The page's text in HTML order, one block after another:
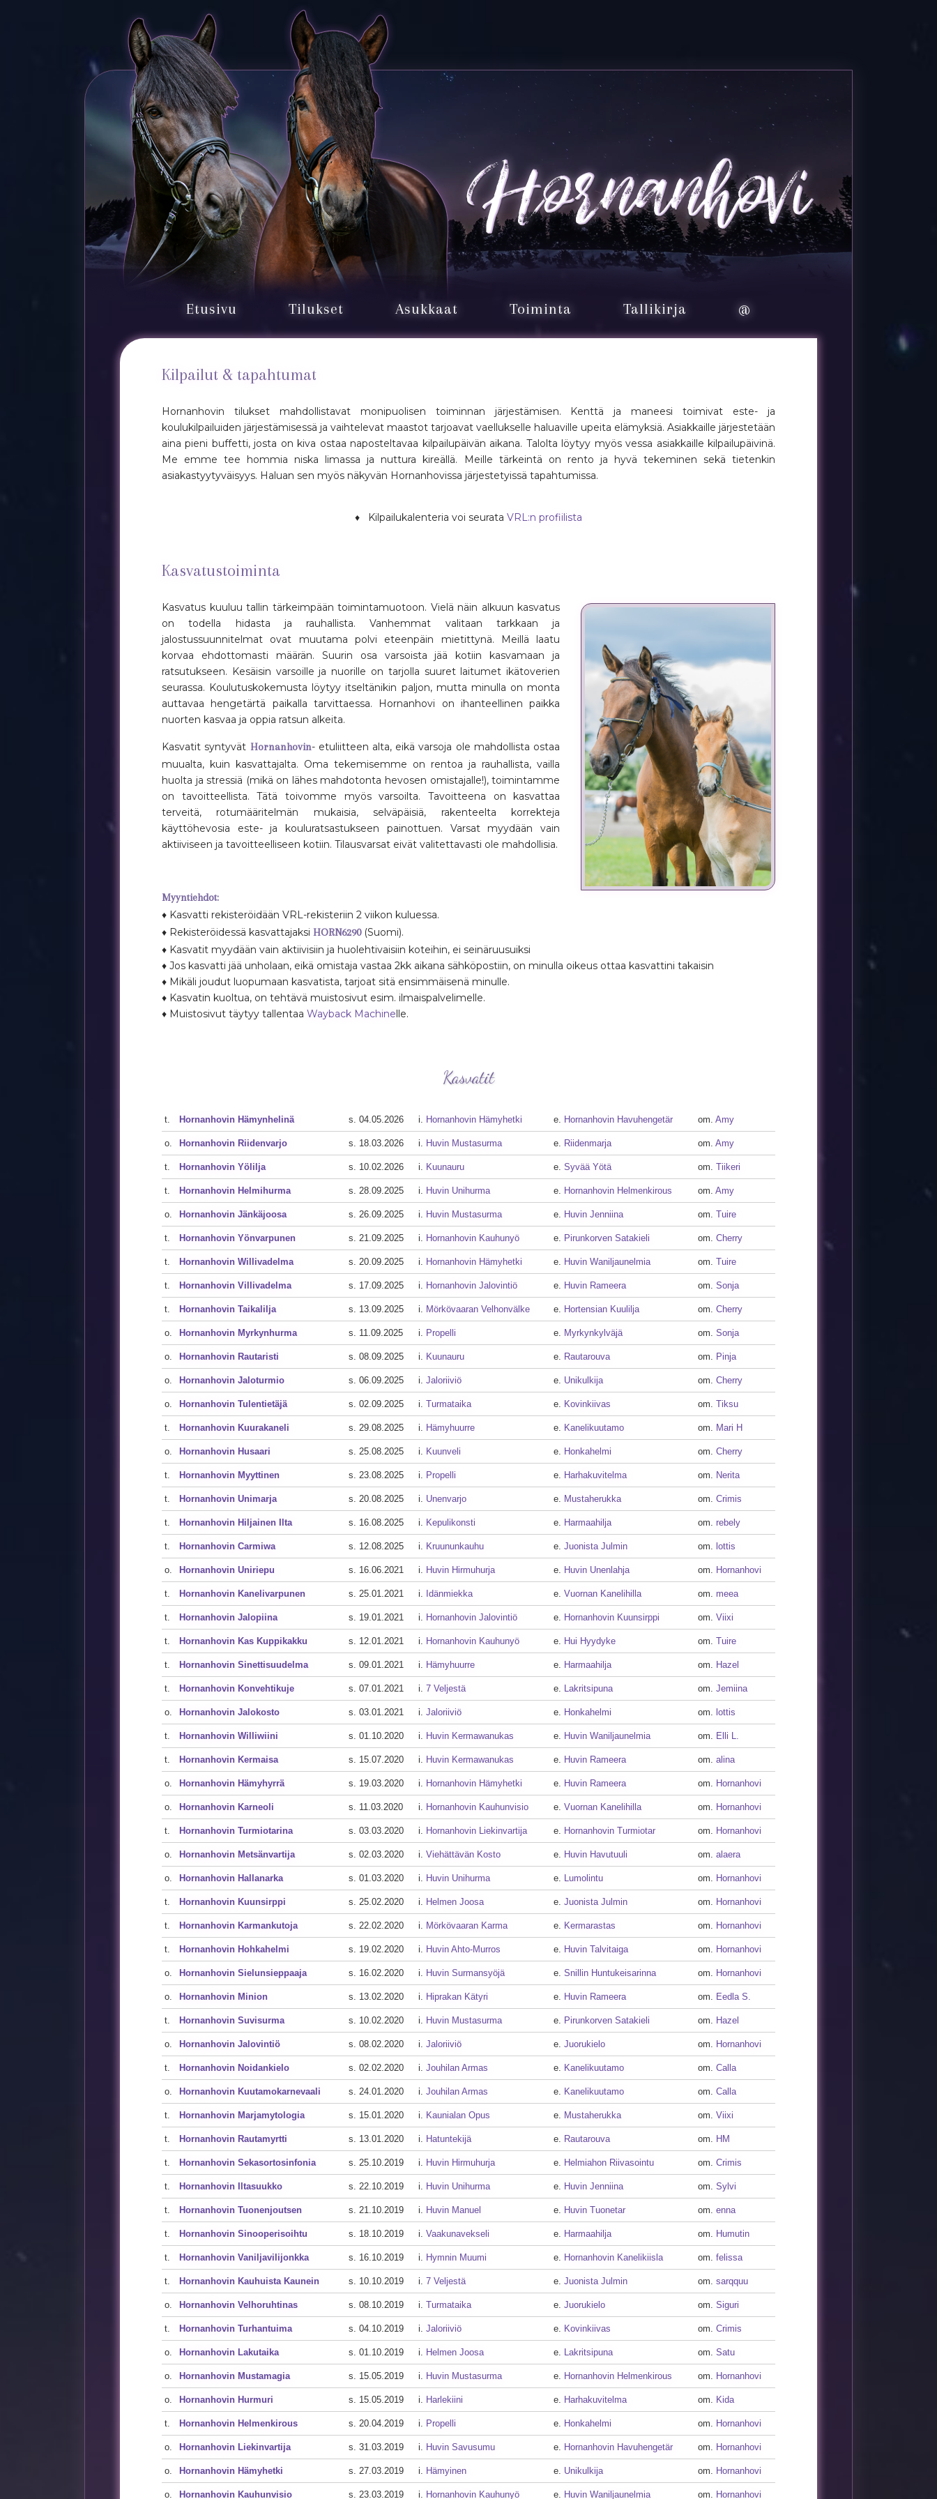
Etusivu Tilukset Asukkaat Toiminta Tallikirja @
Kilpailut & tapahtumat
Hornanhovin tilukset mahdollistavat monipuolisen toiminnan järjestämisen. Kenttä ja maneesi toimivat este- ja
koulukilpailuiden järjestämisessä ja vaihtelevat maastot tarjoavat vaellukselle haluaville upeita elämyksiä. Asiakkaille järjestetään
aina pieni buffetti, josta on kiva ostaa naposteltavaa kilpailupäivän aikana. Talolta löytyy myös vessa asiakkaille kilpailupäivinä.
Me emme tee hommia niska limassa ja nuttura kireällä. Meille tärkeintä on rento ja hyvä tekeminen sekä tietenkin
asiakastyytyväisyys. Haluan sen myös näkyvän Hornanhovissa järjestetyissä tapahtumissa.
♦ Kilpailukalenteria voi seurata VRL:n profiilista
Kasvatustoiminta
Kasvatus kuuluu tallin tärkeimpään toimintamuotoon. Vielä näin alkuun kasvatus
on todella hidasta ja rauhallista. Vanhemmat valitaan tarkkaan ja
jalostussuunnitelmat ovat muutama polvi eteenpäin mietittynä. Meillä laatu
korvaa ehdottomasti määrän. Suurin osa varsoista jää kotiin kasvamaan ja
ratsutukseen. Kesäisin varsoille ja nuorille on tarjolla suuret laitumet ikätoverien
seurassa. Koulutuskokemusta löytyy itseltänikin paljon, mutta minulla on monta
auttavaa hengetärtä paikalla tarvittaessa. Hornanhovi on ihanteellinen paikka
nuorten kasvaa ja oppia ratsun alkeita.
Kasvatit syntyvät Hornanhovin- etuliitteen alta, eikä varsoja ole mahdollista ostaa
muualta, kuin kasvattajalta. Oma tekemisemme on rentoa ja rauhallista, vailla
huolta ja stressiä (mikä on lähes mahdotonta hevosen omistajalle!), toimintamme
on tavoitteellista. Tätä toivomme myös varsoilta. Tavoitteena on kasvattaa
terveitä, rotumääritelmän mukaisia, selväpäisiä, rakenteelta korrekteja
käyttöhevosia este- ja kouluratsastukseen painottuen. Varsat myydään vain
aktiiviseen ja tavoitteelliseen kotiin. Tilausvarsat eivät valitettavasti ole mahdollisia.
Myyntiehdot:
♦ Kasvatti rekisteröidään VRL-rekisteriin 2 viikon kuluessa.
♦ Rekisteröidessä kasvattajaksi HORN6290(Suomi).
♦ Kasvatit myydään vain aktiivisiin ja huolehtivaisiin koteihin, ei seinäruusuiksi
♦ Jos kasvatti jää unholaan, eikä omistaja vastaa 2kk aikana sähköpostiin, on minulla oikeus ottaa kasvattini takaisin
♦ Mikäli joudut luopumaan kasvatista, tarjoat sitä ensimmäisenä minulle.
♦ Kasvatin kuoltua, on tehtävä muistosivut esim. ilmaispalvelimelle.
♦ Muistosivut täytyy tallentaa Wayback Machinelle.
Kasvatit
t. Hornanhovin Hämynhelinä s. 04.05.2026 i. Hornanhovin Hämyhetki e. Hornanhovin Havuhengetär om. Amy
o. Hornanhovin Riidenvarjo s. 18.03.2026 i. Huvin Mustasurma e. Riidenmarja om. Amy
t. Hornanhovin Yölilja s. 10.02.2026 i. Kuunauru e. Syvää Yötä om. Tiikeri
t. Hornanhovin Helmihurma s. 28.09.2025 i. Huvin Unihurma e. Hornanhovin Helmenkirous om. Amy
o. Hornanhovin Jänkäjoosa s. 26.09.2025 i. Huvin Mustasurma e. Huvin Jenniina om. Tuire
t. Hornanhovin Yönvarpunen s. 21.09.2025 i. Hornanhovin Kauhunyö e. Pirunkorven Satakieli om. Cherry
t. Hornanhovin Willivadelma s. 20.09.2025 i. Hornanhovin Hämyhetki e. Huvin Waniljaunelmia om. Tuire
t. Hornanhovin Villivadelma s. 17.09.2025 i. Hornanhovin Jalovintiö e. Huvin Rameera om. Sonja
t. Hornanhovin Taikalilja s. 13.09.2025 i. Mörkövaaran Velhonvälke e. Hortensian Kuulilja om. Cherry
o. Hornanhovin Myrkynhurma s. 11.09.2025 i. Propelli e. Myrkynkylväjä om. Sonja
o. Hornanhovin Rautaristi s. 08.09.2025 i. Kuunauru e. Rautarouva om. Pinja
o. Hornanhovin Jaloturmio s. 06.09.2025 i. Jaloriiviö e. Unikulkija om. Cherry
o. Hornanhovin Tulentietäjä s. 02.09.2025 i. Turmataika e. Kovinkiivas om. Tiksu
t. Hornanhovin Kuurakaneli s. 29.08.2025 i. Hämyhuurre e. Kanelikuutamo om. Mari H
o. Hornanhovin Husaari s. 25.08.2025 i. Kuunveli e. Honkahelmi om. Cherry
t. Hornanhovin Myyttinen s. 23.08.2025 i. Propelli e. Harhakuvitelma om. Nerita
t. Hornanhovin Unimarja s. 20.08.2025 i. Unenvarjo e. Mustaherukka om. Crimis
t. Hornanhovin Hiljainen Ilta s. 16.08.2025 i. Kepulikonsti e. Harmaahilja om. rebely
t. Hornanhovin Carmiwa s. 12.08.2025 i. Kruununkauhu e. Juonista Julmin om. lottis
o. Hornanhovin Uniriepu s. 16.06.2021 i. Huvin Hirmuhurja e. Huvin Unenlahja om. Hornanhovi
t. Hornanhovin Kanelivarpunen s. 25.01.2021 i. Idänmiekka e. Vuornan Kanelihilla om. meea
t. Hornanhovin Jalopiina s. 19.01.2021 i. Hornanhovin Jalovintiö e. Hornanhovin Kuunsirppi om. Viixi
t. Hornanhovin Kas Kuppikakku s. 12.01.2021 i. Hornanhovin Kauhunyö e. Hui Hyydyke om. Tuire
t. Hornanhovin Sinettisuudelma s. 09.01.2021 i. Hämyhuurre e. Harmaahilja om. Hazel
t. Hornanhovin Konvehtikuje s. 07.01.2021 i. 7 Veljestä e. Lakritsipuna om. Jemiina
o. Hornanhovin Jalokosto s. 03.01.2021 i. Jaloriiviö e. Honkahelmi om. lottis
t. Hornanhovin Williwiini s. 01.10.2020 i. Huvin Kermawanukas e. Huvin Waniljaunelmia om. Elli L.
t. Hornanhovin Kermaisa s. 15.07.2020 i. Huvin Kermawanukas e. Huvin Rameera om. alina
o. Hornanhovin Hämyhyrrä s. 19.03.2020 i. Hornanhovin Hämyhetki e. Huvin Rameera om. Hornanhovi
o. Hornanhovin Karneoli s. 11.03.2020 i. Hornanhovin Kauhunvisio e. Vuornan Kanelihilla om. Hornanhovi
t. Hornanhovin Turmiotarina s. 03.03.2020 i. Hornanhovin Liekinvartija e. Hornanhovin Turmiotar om. Hornanhovi
o. Hornanhovin Metsänvartija s. 02.03.2020 i. Viehättävän Kosto e. Huvin Havutuuli om. alaera
o. Hornanhovin Hallanarka s. 01.03.2020 i. Huvin Unihurma e. Lumolintu om. Hornanhovi
t. Hornanhovin Kuunsirppi s. 25.02.2020 i. Helmen Joosa e. Juonista Julmin om. Hornanhovi
t. Hornanhovin Karmankutoja s. 22.02.2020 i. Mörkövaaran Karma e. Kermarastas om. Hornanhovi
t. Hornanhovin Hohkahelmi s. 19.02.2020 i. Huvin Ahto-Murros e. Huvin Talvitaiga om. Hornanhovi
o. Hornanhovin Sielunsieppaaja s. 16.02.2020 i. Huvin Surmansyöjä e. Snillin Huntukeisarinna om. Hornanhovi
o. Hornanhovin Minion s. 13.02.2020 i. Hiprakan Kätyri e. Huvin Rameera om. Eedla S.
t. Hornanhovin Suvisurma s. 10.02.2020 i. Huvin Mustasurma e. Pirunkorven Satakieli om. Hazel
o. Hornanhovin Jalovintiö s. 08.02.2020 i. Jaloriiviö e. Juorukielo om. Hornanhovi
t. Hornanhovin Noidankielo s. 02.02.2020 i. Jouhilan Armas e. Kanelikuutamo om. Calla
o. Hornanhovin Kuutamokarnevaali s. 24.01.2020 i. Jouhilan Armas e. Kanelikuutamo om. Calla
t. Hornanhovin Marjamytologia s. 15.01.2020 i. Kaunialan Opus e. Mustaherukka om. Viixi
t. Hornanhovin Rautamyrtti s. 13.01.2020 i. Hatuntekijä e. Rautarouva om. HM
t. Hornanhovin Sekasortosinfonia s. 25.10.2019 i. Huvin Hirmuhurja e. Helmiahon Riivasointu om. Crimis
t. Hornanhovin Iltasuukko s. 22.10.2019 i. Huvin Unihurma e. Huvin Jenniina om. Sylvi
t. Hornanhovin Tuonenjoutsen s. 21.10.2019 i. Huvin Manuel e. Huvin Tuonetar om. enna
t. Hornanhovin Sinooperisoihtu s. 18.10.2019 i. Vaakunavekseli e. Harmaahilja om. Humutin
t. Hornanhovin Vaniljavilijonkka s. 16.10.2019 i. Hymnin Muumi e. Hornanhovin Kanelikiisla om. felissa
t. Hornanhovin Kauhuista Kaunein s. 10.10.2019 i. 7 Veljestä e. Juonista Julmin om. sarqquu
o. Hornanhovin Velhoruhtinas s. 08.10.2019 i. Turmataika e. Juorukielo om. Siguri
t. Hornanhovin Turhantuima s. 04.10.2019 i. Jaloriiviö e. Kovinkiivas om. Crimis
o. Hornanhovin Lakutaika s. 01.10.2019 i. Helmen Joosa e. Lakritsipuna om. Satu
o. Hornanhovin Mustamagia s. 15.05.2019 i. Huvin Mustasurma e. Hornanhovin Helmenkirous om. Hornanhovi
o. Hornanhovin Hurmuri s. 15.05.2019 i. Harlekiini e. Harhakuvitelma om. Kida
t. Hornanhovin Helmenkirous s. 20.04.2019 i. Propelli e. Honkahelmi om. Hornanhovi
o. Hornanhovin Liekinvartija s. 31.03.2019 i. Huvin Savusumu e. Hornanhovin Havuhengetär om. Hornanhovi
o. Hornanhovin Hämyhetki s. 27.03.2019 i. Hämyinen e. Unikulkija om. Hornanhovi
o. Hornanhovin Kauhunvisio s. 23.03.2019 i. Hornanhovin Kauhunyö e. Huvin Waniljaunelmia om. Hornanhovi